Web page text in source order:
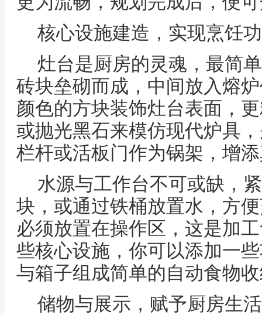
核心设施建造，实现烹饪
灶台是厨房的灵魂，最简
砖块垒砌而成，中间放入熔
颜色的方块装饰灶台表面，
或抛光黑石来模仿现代炉具
栏杆或活板门作为锅架，增
水源与工作台不可或缺，
块，或通过铁桶放置水，方
必须放置在操作区，这是加
些核心设施，你可以添加一
与箱子组成简单的自动食物
储物与展示，赋予厨房生